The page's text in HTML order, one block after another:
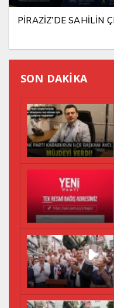
PİRAZİZ’DE SAHİLİN
SON DAKİKA